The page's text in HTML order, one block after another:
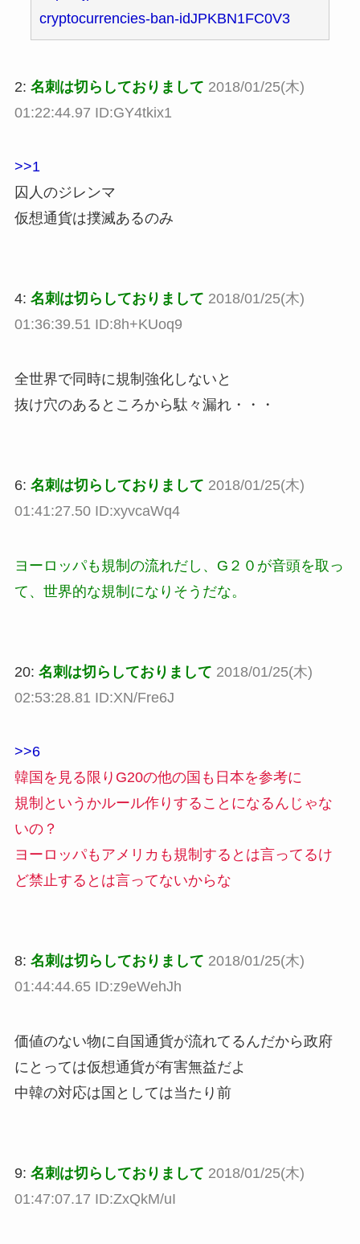
cryptocurrencies-ban-idJPKBN1FC0V3
2: 名刺は切らしておりまして 2018/01/25(木)
01:22:44.97 ID:GY4tkix1
>>1
囚人のジレンマ
仮想通貨は撲滅あるのみ
4: 名刺は切らしておりまして 2018/01/25(木)
01:36:39.51 ID:8h+KUoq9
全世界で同時に規制強化しないと
抜け穴のあるところから駄々漏れ・・・
6: 名刺は切らしておりまして 2018/01/25(木)
01:41:27.50 ID:xyvcaWq4
ヨーロッパも規制の流れだし、G２０が音頭を取っ
て、世界的な規制になりそうだな。
20: 名刺は切らしておりまして 2018/01/25(木)
02:53:28.81 ID:XN/Fre6J
>>6
韓国を見る限りG20の他の国も日本を参考に
規制というかルール作りすることになるんじゃな
いの？
ヨーロッパもアメリカも規制するとは言ってるけ
ど禁止するとは言ってないからな
8: 名刺は切らしておりまして 2018/01/25(木)
01:44:44.65 ID:z9eWehJh
価値のない物に自国通貨が流れてるんだから政府
にとっては仮想通貨が有害無益だよ
中韓の対応は国としては当たり前
9: 名刺は切らしておりまして 2018/01/25(木)
01:47:07.17 ID:ZxQkM/uI